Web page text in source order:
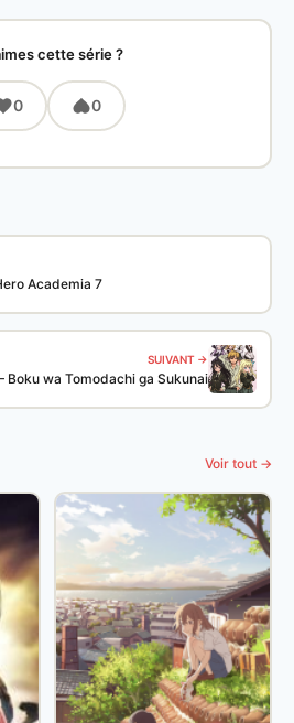
cette série ?
0 0
Academia 7
SUIVANT →
Boku wa Tomodachi ga Sukunai
Voir tout →